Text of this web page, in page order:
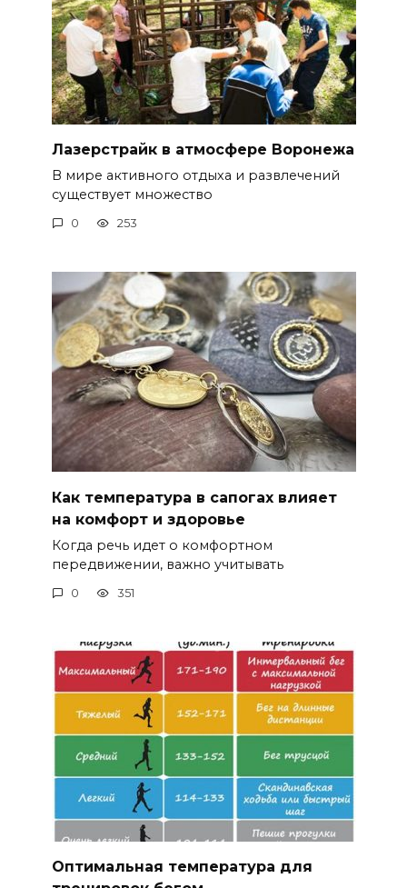
Лазерстрайк в атмосфере Воронежа
В мире активного отдыха и развлечений
существует множество
0 253
Как температура в сапогах влияет
на комфорт и здоровье
Когда речь идет о комфортном
передвижении, важно учитывать
0 351
Оптимальная температура для